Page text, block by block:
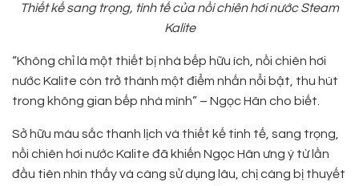
Thiết kế sang trọng, tinh tế của nồi chiên hơi nước Steam
Kalite
“Không chỉ là một thiết bị nhà bếp hữu ích, nồi chiên hơi
nước Kalite còn trở thành một điểm nhấn nổi bật, thu hút
trong không gian bếp nhà mình” – Ngọc Hân cho biết.
Sở hữu màu sắc thanh lịch và thiết kế tinh tế, sang trọng,
nồi chiên hơi nước Kalite đã khiến Ngọc Hân ưng ý từ lần
đầu tiên nhìn thấy và càng sử dụng lâu, chị càng bị thuyết